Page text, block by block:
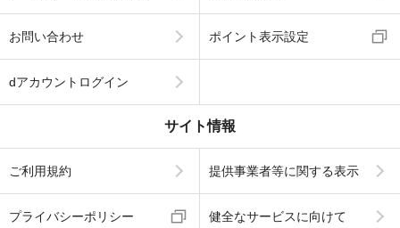
お問い合わせ ポイント表示設定
dアカウントログイン
サイト情報
ご利用規約 提供事業者等に関する表示
プライバシーポリシー 健全なサービスに向けて